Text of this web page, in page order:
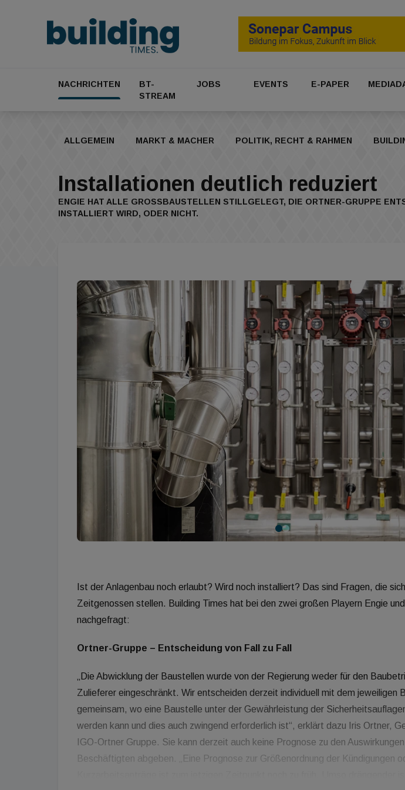
NACHRICHTEN
BT-
STREAM
JOBS EVENTS E-PAPER
ALLGEMEIN MARKT & MACHER POLITIK, RECHT & RAHMEN
Installationen deutlich reduziert
ENGIE HAT ALLE GROSSBAUSTELLEN STILLGELEGT, DIE ORTNER-GRUPPE
NSTALLIERT WIRD, ODER NICHT.
Ist der Anlagenbau noch erlaubt? Wird noch installiert? Das sind Fragen, die
Zeitgenossen stellen. Building Times hat bei den zwei großen Playern Engie
nachgefragt:
Ortner-Gruppe – Entscheidung von Fall zu Fall
„Die Abwicklung der Baustellen wurde von der Regierung weder für den
Zulieferer eingeschränkt. Wir entscheiden derzeit individuell mit dem jeweiligen
gemeinsam, wo eine Baustelle unter der Gewährleistung der
werden kann und dies auch zwingend erforderlich ist“, erklärt dazu Iris Ortner,
IGO-Ortner Gruppe. Sie kann derzeit auch keine Prognose zu den
Beschäftigten abgeben. „Eine Prognose zur Größenordnung der Kündigungen